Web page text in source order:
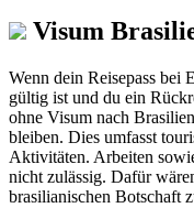
Visum
Wenn dein Reisepass bei
gültig ist und du ein
ohne Visum nach
bleiben. Dies umfasst
Aktivitäten. Arbeiten
nicht zulässig. Dafür
brasilianischen Botschaft